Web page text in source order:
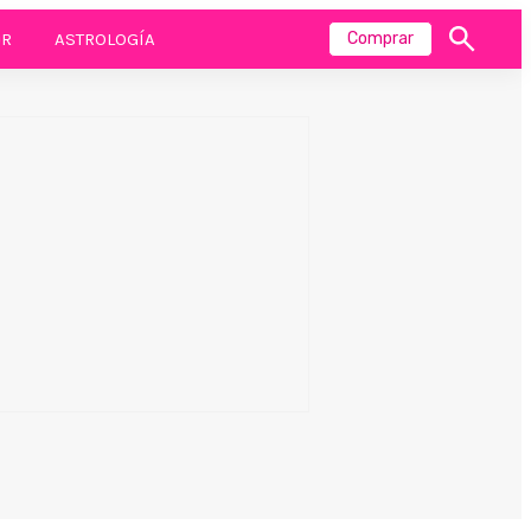
ASTROLOGÍA Comprar
Mostrar